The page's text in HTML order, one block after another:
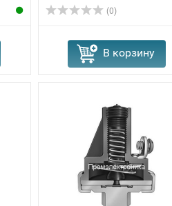
(0)
В корзину